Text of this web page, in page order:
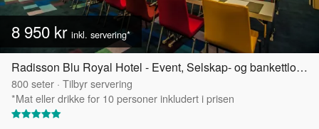
8 950 kr inkl. servering*
Radisson Blu Royal Hotel - Event, Selskap- og bankettlokaler
800seter · Tilbyr servering
*Mat eller drikke for 10 personer inkludert i prisen